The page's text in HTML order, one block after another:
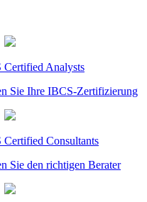
Certified Analysts
Sie Ihre IBCS-Zertifizierung
Certified Consultants
Sie den richtigen Berater